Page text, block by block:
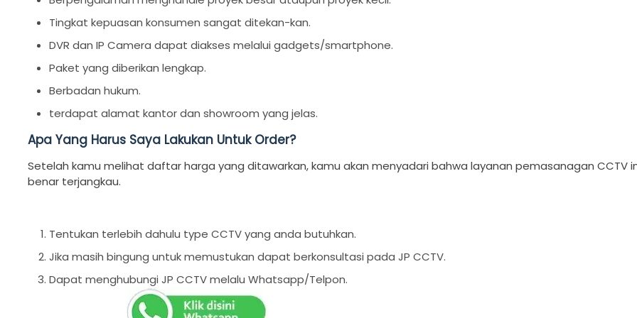
Tingkat kepuasan konsumen sangat ditekan-kan.
DVR dan IP Camera dapat diakses melalui gadgets/smartphone.
Paket yang diberikan lengkap.
Berbadan hukum.
terdapat alamat kantor dan showroom yang jelas.
Apa Yang Harus Saya Lakukan Untuk Order?
Setelah kamu melihat daftar harga yang ditawarkan, kamu akan menyadari bahwa layanan pemasanagan CCTV
benar terjangkau.
Tentukan terlebih dahulu type CCTV yang anda butuhkan.
Jika masih bingung untuk memustukan dapat berkonsultasi pada JP CCTV.
Dapat menghubungi JP CCTV melalu Whatsapp/Telpon.